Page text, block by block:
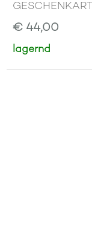
€ 44,00
lagernd